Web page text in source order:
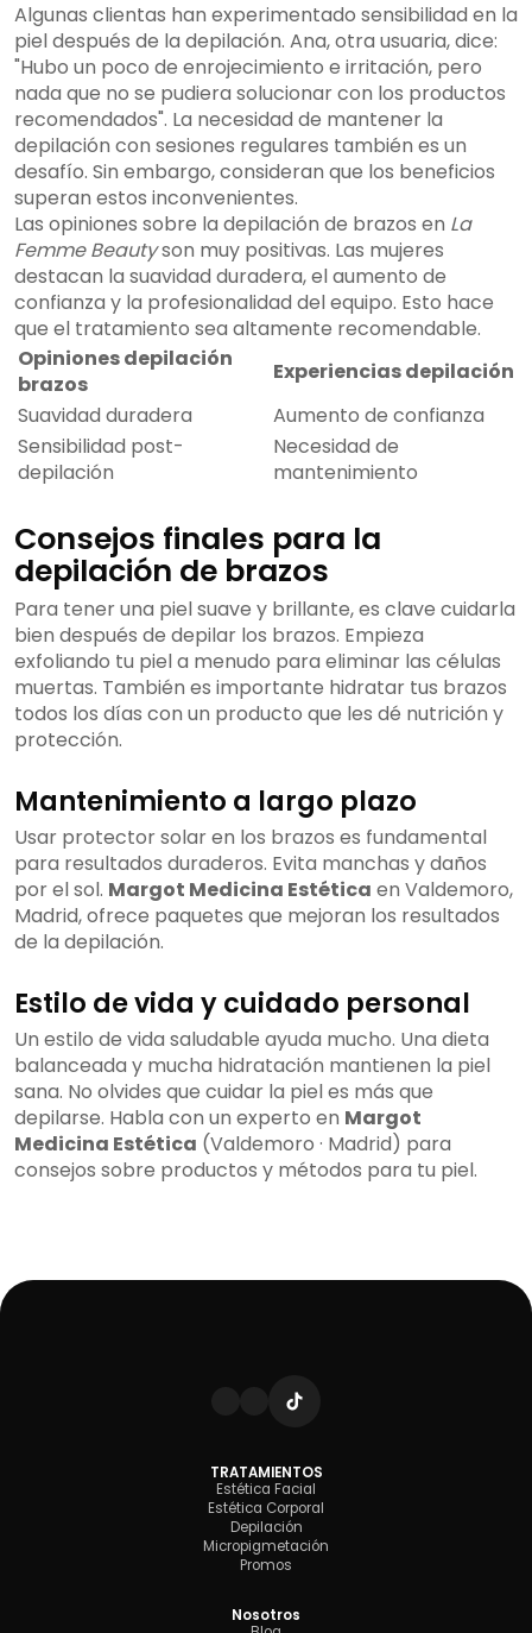
Algunas clientas han experimentado sensibilidad en la
piel después de la depilación. Ana, otra usuaria, dice:
"Hubo un poco de enrojecimiento e irritación, pero
nada que no se pudiera solucionar con los productos
recomendados". La necesidad de mantener la
depilación con sesiones regulares también es un
desafío. Sin embargo, consideran que los beneficios
superan estos inconvenientes.
Las opiniones sobre la depilación de brazos en La
Femme Beautyson muy positivas. Las mujeres
destacan la suavidad duradera, el aumento de
confianza y la profesionalidad del equipo. Esto hace
que el tratamiento sea altamente recomendable.
Opiniones depilación
brazos
Experiencias depilación
Suavidad duradera
Aumento de confianza
Sensibilidad post-
depilación
Necesidad de
mantenimiento
Consejos finales para la
depilación de brazos
Para tener una piel suave y brillante, es clave cuidarla
bien después de depilar los brazos. Empieza
exfoliando tu piel a menudo para eliminar las células
muertas. También es importante hidratar tus brazos
todos los días con un producto que les dé nutrición y
protección.
Mantenimiento a largo plazo
Usar protector solar en los brazos es fundamental
para resultados duraderos. Evita manchas y daños
por el sol. Margot Medicina Estética en Valdemoro,
Madrid, ofrece paquetes que mejoran los resultados
de la depilación.
Estilo de vida y cuidado personal
Un estilo de vida saludable ayuda mucho. Una dieta
balanceada y mucha hidratación mantienen la piel
sana. No olvides que cuidar la piel es más que
depilarse. Habla con un experto en Margot
Medicina Estética (Valdemoro · Madrid) para
consejos sobre productos y métodos para tu piel.
TRATAMIENTOS
Estética Facial
Estética Corporal
Depilación
Micropigmetación
Promos
Nosotros